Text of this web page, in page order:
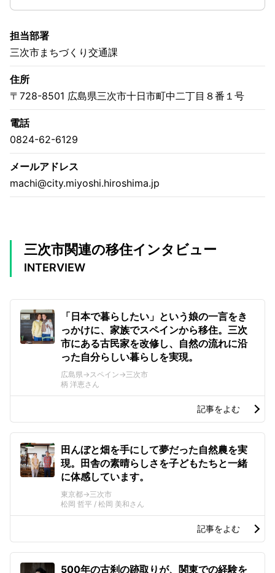
担当部署
三次市まちづくり交通課
住所
〒728-8501 広島県三次市十日市町中二丁目８番１号
電話
0824-62-6129
メールアドレス
machi@city.miyoshi.hiroshima.jp
三次市関連の移住インタビュー
INTERVIEW
「日本で暮らしたい」という娘の一言をき
っかけに、家族でスペインから移住。三次
市にある古民家を改修し、自然の流れに沿
った自分らしい暮らしを実現。
広島県→スペイン→三次市
柄 洋恵さん
記事をよむ
田んぼと畑を手にして夢だった自然農を実
現。田舎の素晴らしさを子どもたちと一緒
に体感しています。
東京都→三次市
松岡 哲平 / 松岡 美和さん
記事をよむ
500年の古刹の跡取りが、関東での経験を